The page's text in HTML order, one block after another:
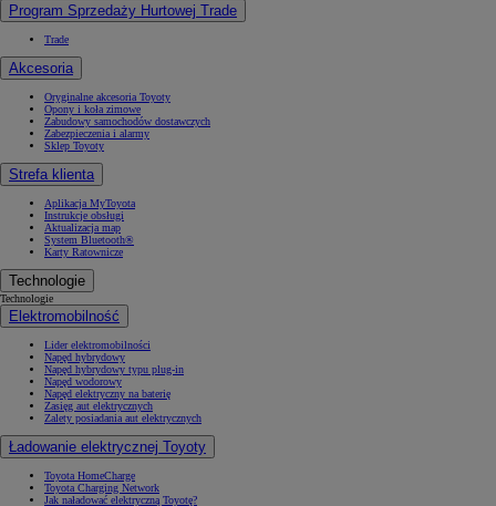
Program Sprzedaży Hurtowej Trade
Trade
Akcesoria
Oryginalne akcesoria Toyoty
Opony i koła zimowe
Zabudowy samochodów dostawczych
Zabezpieczenia i alarmy
Sklep Toyoty
Strefa klienta
Aplikacja MyToyota
Instrukcje obsługi
Aktualizacja map
System Bluetooth®
Karty Ratownicze
Technologie
Technologie
Elektromobilność
Lider elektromobilności
Napęd hybrydowy
Napęd hybrydowy typu plug-in
Napęd wodorowy
Napęd elektryczny na baterię
Zasięg aut elektrycznych
Zalety posiadania aut elektrycznych
Ładowanie elektrycznej Toyoty
Toyota HomeCharge
Toyota Charging Network
Jak naładować elektryczną Toyotę?